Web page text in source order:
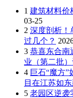
1 建筑材料价
03-25
2 深度剖析！
过几个？
3 恭喜东合南
业（第二批）
4 巨石“魔方
目在江苏如东
5 老园区逆袭